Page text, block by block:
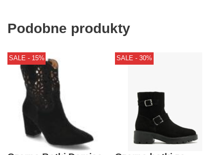
Podobne produkty
SALE - 15% SALE - 30%